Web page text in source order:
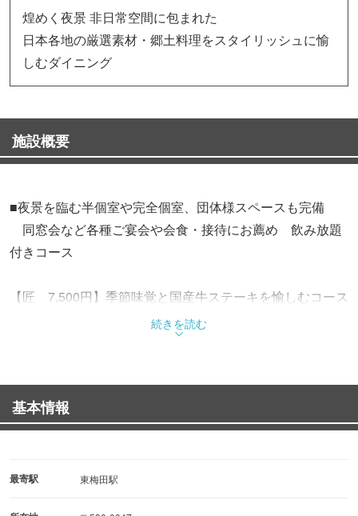
煌めく夜景 非日常空間に包まれた
日本各地の厳選素材・郷土料理をスタイリッシュに愉
しむダイニング
施設概要
■夜景を臨む半個室や完全個室、団体様スペースも完備
同窓会など各種ご宴会や会食・接待にお薦め 飲み放題
付きコース
【匠 7,500円】季節味覚と国産牛ステーキを愉しむコース
【燦 9,000円】燦の名物『水煙蒸し』や黒毛和牛ステー
祝い事にお薦めのプレミアムコース
※公式HP限定のお値打ちプランも御覧ください
続きを読む
基本情報
最寄駅 東梅田駅